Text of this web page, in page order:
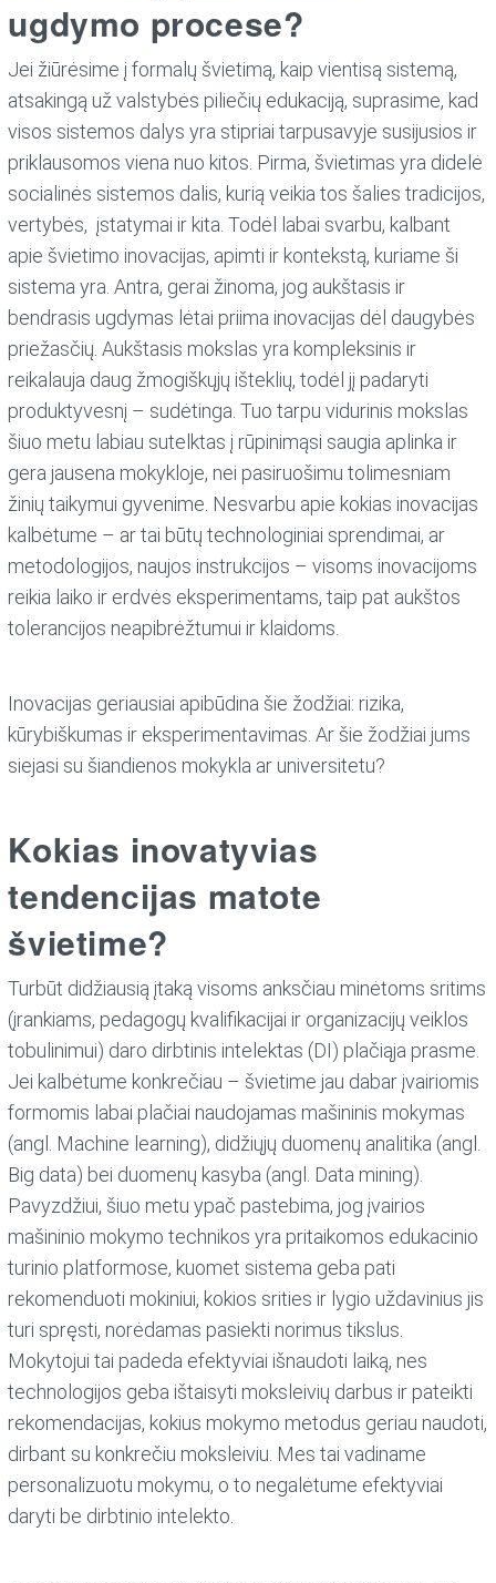
ugdymo procese?
Jei žiūrėsime į formalų švietimą, kaip vientisą sistemą,
atsakingą už valstybės piliečių edukaciją, suprasime, kad
visos sistemos dalys yra stipriai tarpusavyje susijusios ir
priklausomos viena nuo kitos. Pirma, švietimas yra didelė
socialinės sistemos dalis, kurią veikia tos šalies tradicijos,
vertybės, įstatymai ir kita. Todėl labai svarbu, kalbant
apie švietimo inovacijas, apimti ir kontekstą, kuriame ši
sistema yra. Antra, gerai žinoma, jog aukštasis ir
bendrasis ugdymas lėtai priima inovacijas dėl daugybės
priežasčių. Aukštasis mokslas yra kompleksinis ir
reikalauja daug žmogiškųjų išteklių, todėl jį padaryti
produktyvesnį – sudėtinga. Tuo tarpu vidurinis mokslas
šiuo metu labiau sutelktas į rūpinimąsi saugia aplinka ir
gera jausena mokykloje, nei pasiruošimu tolimesniam
žinių taikymui gyvenime. Nesvarbu apie kokias inovacijas
kalbėtume – ar tai būtų technologiniai sprendimai, ar
metodologijos, naujos instrukcijos – visoms inovacijoms
reikia laiko ir erdvės eksperimentams, taip pat aukštos
tolerancijos neapibrėžtumui ir klaidoms.
Inovacijas geriausiai apibūdina šie žodžiai: rizika,
kūrybiškumas ir eksperimentavimas. Ar šie žodžiai jums
siejasi su šiandienos mokykla ar universitetu?
Kokias inovatyvias
tendencijas matote
švietime?
Turbūt didžiausią įtaką visoms anksčiau minėtoms sritims
(įrankiams, pedagogų kvalifikacijai ir organizacijų veiklos
tobulinimui) daro dirbtinis intelektas (DI) plačiąja prasme.
Jei kalbėtume konkrečiau – švietime jau dabar įvairiomis
formomis labai plačiai naudojamas mašininis mokymas
(angl. Machine learning), didžiųjų duomenų analitika (angl.
Big data) bei duomenų kasyba (angl. Data mining).
Pavyzdžiui, šiuo metu ypač pastebima, jog įvairios
mašininio mokymo technikos yra pritaikomos edukacinio
turinio platformose, kuomet sistema geba pati
rekomenduoti mokiniui, kokios srities ir lygio uždavinius jis
turi spręsti, norėdamas pasiekti norimus tikslus.
Mokytojui tai padeda efektyviai išnaudoti laiką, nes
technologijos geba ištaisyti moksleivių darbus ir pateikti
rekomendacijas, kokius mokymo metodus geriau naudoti,
dirbant su konkrečiu moksleiviu. Mes tai vadiname
personalizuotu mokymu, o to negalėtume efektyviai
daryti be dirbtinio intelekto.